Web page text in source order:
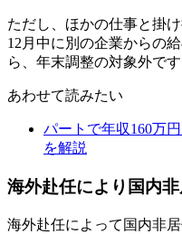
ただし、ほかの仕事と掛
12月中に別の企業からの
ら、年末調整の対象外です
あわせて読みたい
パートで年収160万
を解説
海外赴任により国内
海外赴任によって国内非